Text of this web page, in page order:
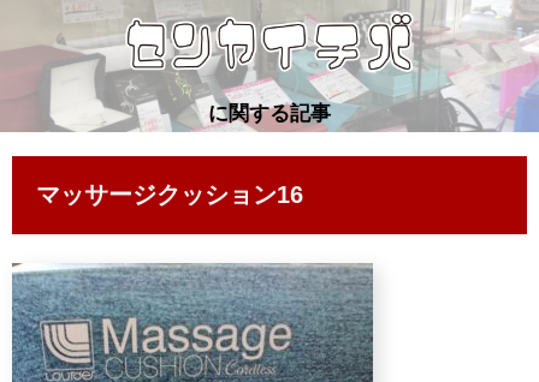
に関する記事
マッサージクッション16